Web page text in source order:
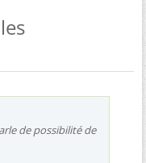
de possibilité de